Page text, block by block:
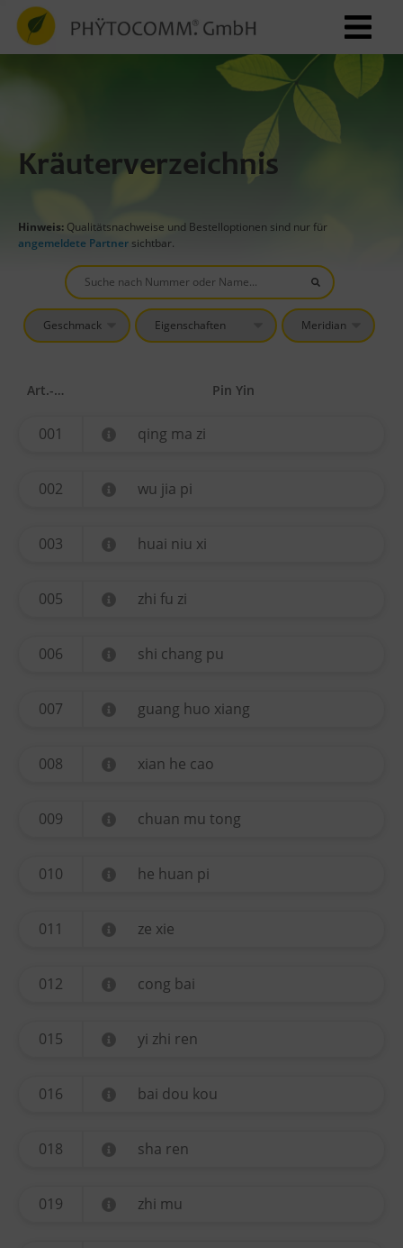
Kräuterverzeichnis
Hinweis: Qualitätsnachweise und Bestelloptionen sind nur für
angemeldete Partner sichtbar.
Art.-Nr. Pin Yin
001 qing ma zi
002 wu jia pi
003 huai niu xi
005 zhi fu zi
006 shi chang pu
007 guang huo xiang
008 xian he cao
009 chuan mu tong
010 he huan pi
011 ze xie
012 cong bai
015 yi zhi ren
016 bai dou kou
018 sha ren
019 zhi mu